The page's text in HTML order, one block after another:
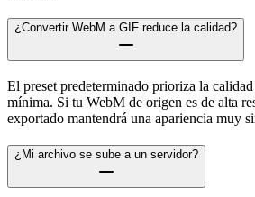
¿Convertir WebM a GIF reduce la calidad?
El preset predeterminado prioriza la
mínima. Si tu WebM de origen es de alta
exportado mantendrá una apariencia muy
¿Mi archivo se sube a un servidor?